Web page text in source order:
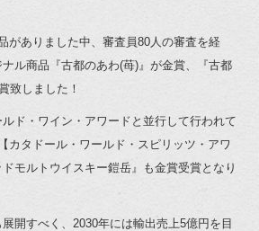
がありました中、審査員80人の審査を経
ル商品『古都のあわ(苺)』が金賞、『古都
致しました！
ド・ワイン・アワードと並行して行われて
カタドール・ワールド・スピリッツ・アワ
モルトウイスキー鎧岳』も金賞受賞となり
開すべく、2030年には輸出売上5億円を目